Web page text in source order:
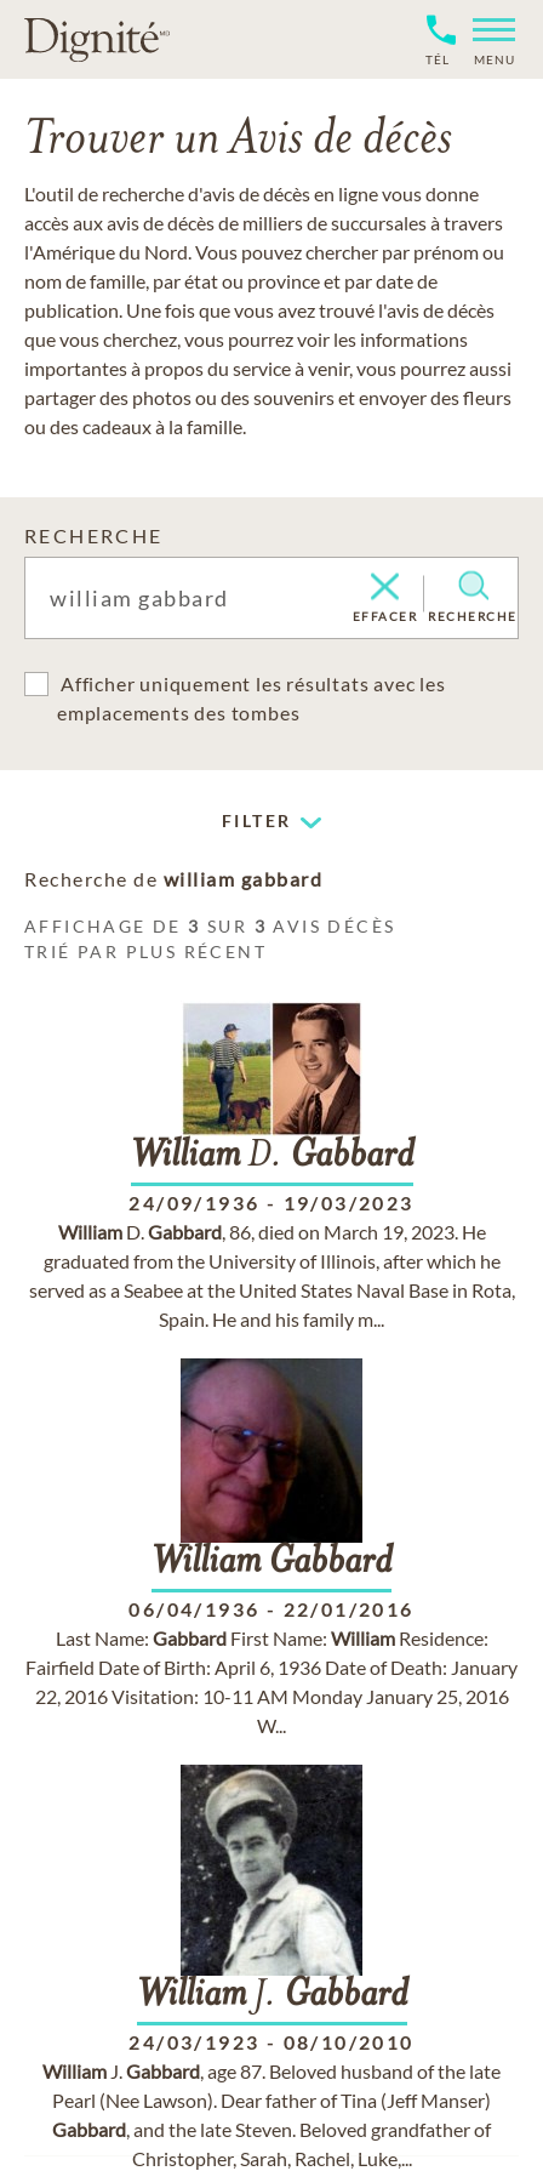
TÉL MENU
Trouver un Avis de décès
L'outil de recherche d'avis de décès en ligne vous donne
accès aux avis de décès de milliers de succursales à travers
l'Amérique du Nord. Vous pouvez chercher par prénom ou
nom de famille, par état ou province et par date de
publication. Une fois que vous avez trouvé l'avis de décès
que vous cherchez, vous pourrez voir les informations
importantes à propos du service à venir, vous pourrez aussi
partager des photos ou des souvenirs et envoyer des fleurs
ou des cadeaux à la famille.
RECHERCHE
EFFACER RECHERCHE
Afficher uniquement les résultats avec les
emplacements des tombes
FILTER
Recherche de william gabbard
AFFICHAGE DE 3 SUR 3 AVIS DÉCÈS
TRIÉ PAR PLUS RÉCENT
WilliamD. Gabbard
24/09/1936 - 19/03/2023
WilliamD.Gabbard, 86, died on March 19, 2023. He
graduated from the University of Illinois, after which he
served as a Seabee at the United States Naval Base in Rota,
Spain. He and his family m...
William Gabbard
06/04/1936 - 22/01/2016
Last Name: GabbardFirst Name: WilliamResidence:
Fairfield Date of Birth: April 6, 1936 Date of Death: January
22, 2016 Visitation: 10-11 AM Monday January 25, 2016
W...
WilliamJ. Gabbard
24/03/1923 - 08/10/2010
William J.Gabbard, age 87. Beloved husband of the late
Pearl (Nee Lawson). Dear father of Tina (Jeff Manser)
Gabbard, and the late Steven. Beloved grandfather of
Christopher, Sarah, Rachel, Luke,...